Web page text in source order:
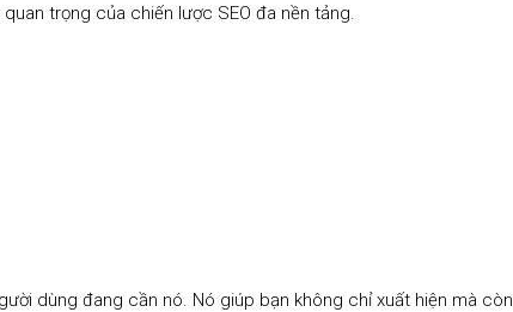
trọng của chiến lược SEO đa nền tảng.
dùng đang cần nó. Nó giúp bạn không chỉ xuất hiện mà còn